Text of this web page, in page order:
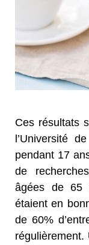
Ces résultats
l’Université
pendant 17
de
âgées de 65
étaient en
de 60%